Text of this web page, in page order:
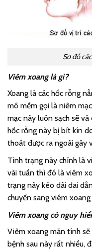
Sơ đồ
Viêm xoang là gì?
Xoang là các hốc rỗng
mô mềm gọi là niêm
mạc này luôn sạch sẽ và
hốc rỗng này bị bít kín
thoát được ra ngoài gây
Tình trạng này chính là
vài tuần thì đó là viêm
trạng này kéo dài dai
chuyển sang viêm
Viêm xoang có nguy
Viêm xoang mãn tính
bệnh sau này rất nhiều,